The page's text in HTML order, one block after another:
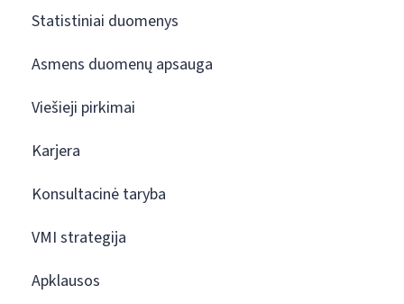
Statistiniai duomenys
Asmens duomenų apsauga
Viešieji pirkimai
Karjera
Konsultacinė taryba
VMI strategija
Apklausos